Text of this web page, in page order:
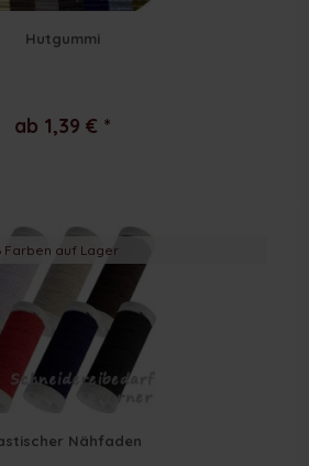
Hutgummi
ab 1,39 € *
Farben auf Lager
Nähfaden